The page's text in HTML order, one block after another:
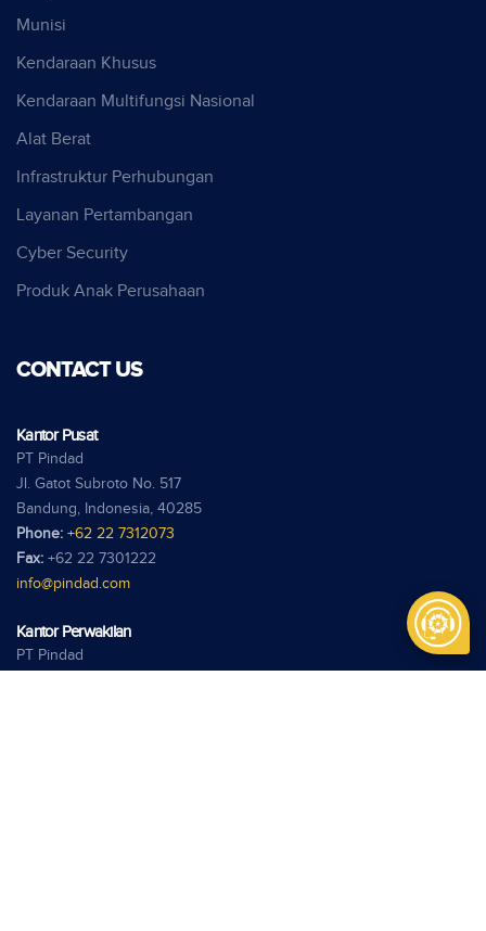
Munisi
Kendaraan Khusus
Kendaraan Multifungsi Nasional
Alat Berat
Infrastruktur Perhubungan
Layanan Pertambangan
Cyber Security
Produk Anak Perusahaan
CONTACT US
Kantor Pusat
PT Pindad
Jl. Gatot Subroto No. 517
Bandung, Indonesia, 40285
Phone: +62 22 7312073
Fax: +62 22 7301222
info@pindad.com
Kantor Perwakilan
PT Pindad